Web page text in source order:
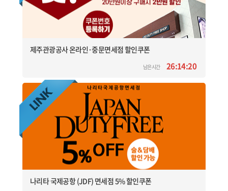
제주관광공사 온라인·중문면세점 할인쿠폰
남은시간 26:14:20
나리타 국제공항 (JDF) 면세점 5% 할인쿠폰